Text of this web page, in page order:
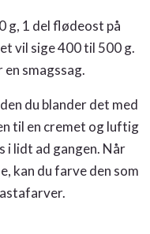
g, 1 del flødeost på
vil sige 400 til 500 g.
smagssag.
du blander det med
til en cremet og luftig
i lidt ad gangen. Når
kan du farve den som